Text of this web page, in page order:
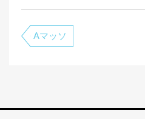
Aマッソ